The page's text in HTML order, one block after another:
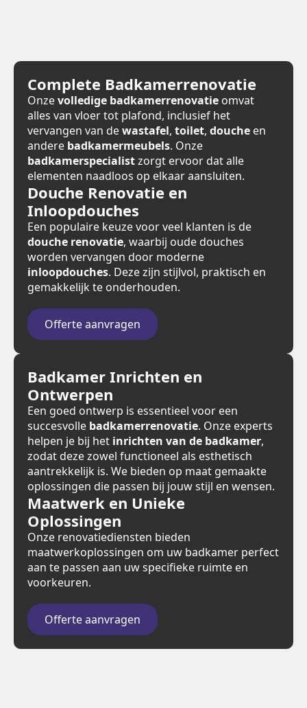
Complete Badkamerrenovatie
Onzevolledige badkamerrenovatie omvat
alles van vloer tot plafond, inclusief het
vervangen van dewastafel, toilet, douche en
andere badkamermeubels. Onze
badkamerspecialistzorgt ervoor dat alle
elementen naadloos op elkaar aansluiten.
Douche Renovatie en
Inloopdouches
Een populaire keuze voor veel klanten is de
douche renovatie, waarbij oude douches
worden vervangen door moderne
inloopdouches. Deze zijn stijlvol, praktisch en
gemakkelijk te onderhouden.
Offerte aanvragen
Badkamer Inrichten en
Ontwerpen
Een goed ontwerp is essentieel voor een
succesvolle badkamerrenovatie. Onze experts
helpen je bij het inrichten van de badkamer,
zodat deze zowel functioneel als esthetisch
aantrekkelijk is. We bieden op maat gemaakte
oplossingen die passen bij jouw stijl en wensen.
Maatwerk en Unieke
Oplossingen
Onze renovatiediensten bieden
maatwerkoplossingen om uw badkamer perfect
aan te passen aan uw specifieke ruimte en
voorkeuren.
Offerte aanvragen